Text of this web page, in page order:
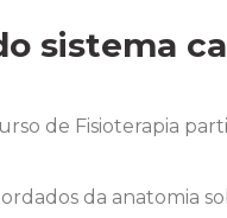
sistema
de Fisioterapia
da anatomia